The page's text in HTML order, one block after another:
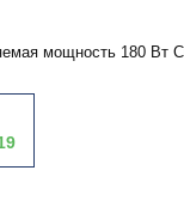
мощность 180